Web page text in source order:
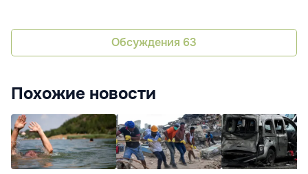
Обсуждения 63
Похожие новости